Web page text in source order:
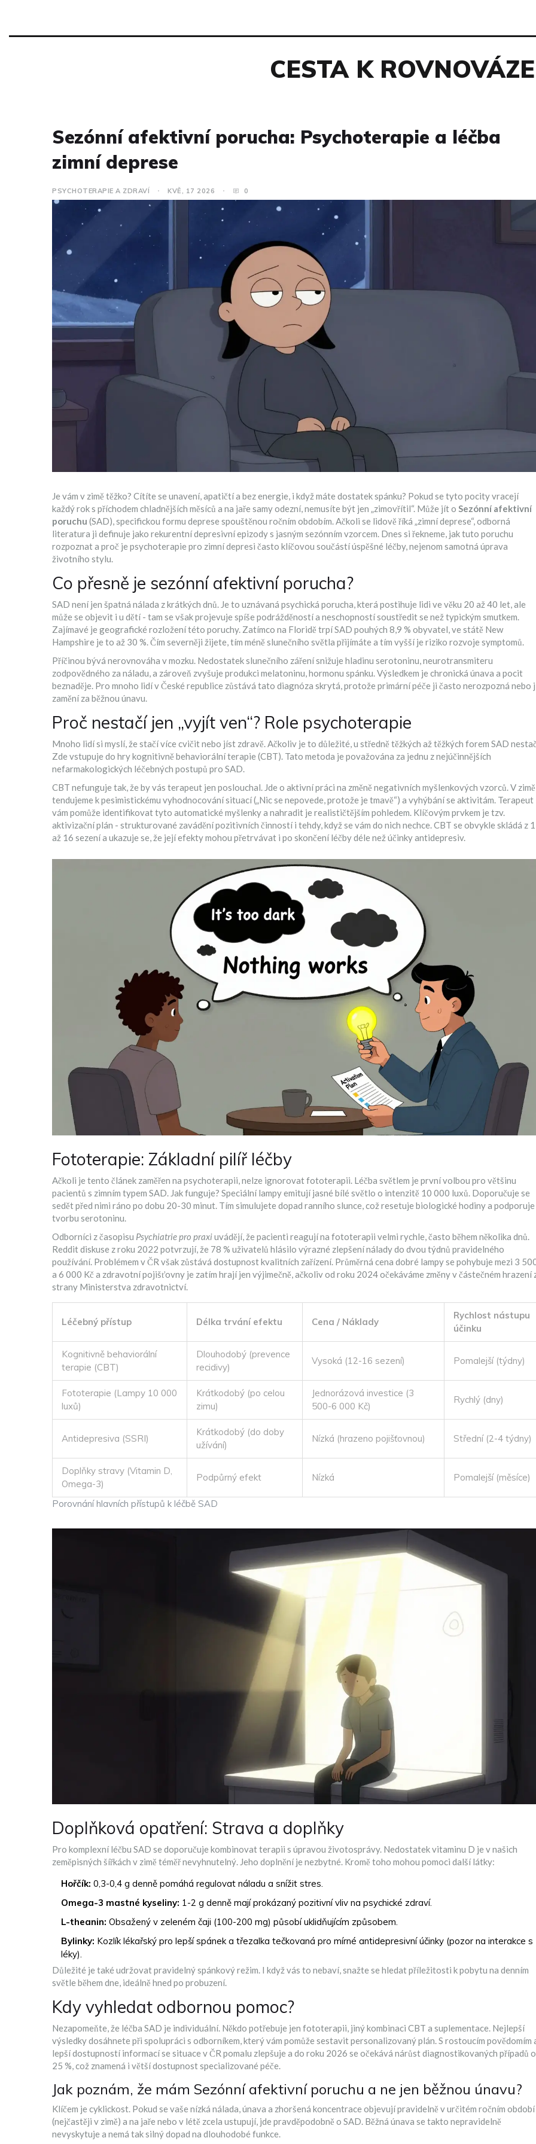
CESTA K ROVNOVÁZE
Sezónní afektivní porucha: Psychoterapie a léčba
zimní deprese
PSYCHOTERAPIE A ZDRAVÍ KVĚ, 17 2026 0
Je vám v zimě těžko? Cítíte se unavení, apatičtí a bez energie, i když máte dostatek spánku? Pokud se tyto pocity vracejí
každý rok s příchodem chladnějších měsíců a na jaře samy odezní, nemusíte být jen „zimovřítil“. Může jít o Sezónní afektivní
poruchu (SAD), specifickou formu deprese spouštěnou ročním obdobím.Ačkoli se lidově říká „zimní deprese“, odborná
literatura ji definuje jako rekurentní depresivní epizody s jasným sezónním vzorcem. Dnes si řekneme, jak tuto poruchu
rozpoznat a proč je psychoterapie pro zimní depresi často klíčovou součástí úspěšné léčby, nejenom samotná úprava
životního stylu.
Co přesně je sezónní afektivní porucha?
SAD není jen špatná nálada z krátkých dnů. Je to uznávaná psychická porucha, která postihuje lidi ve věku 20 až 40 let, ale
může se objevit i u dětí - tam se však projevuje spíše podrážděností a neschopností soustředit se než typickým smutkem.
Zajímavé je geografické rozložení této poruchy. Zatímco na Floridě trpí SAD pouhých 8,9 % obyvatel, ve státě New
Hampshire je to až 30 %. Čím severněji žijete, tím méně slunečního světla přijímáte a tím vyšší je riziko rozvoje symptomů.
Příčinou bývá nerovnováha v mozku. Nedostatek slunečního záření snižuje hladinu serotoninu, neurotransmiteru
zodpovědného za náladu, a zároveň zvyšuje produkci melatoninu, hormonu spánku. Výsledkem je chronická únava a pocit
beznaděje. Pro mnoho lidí v České republice zůstává tato diagnóza skrytá, protože primární péče ji často nerozpozná nebo
zamění za běžnou únavu.
Proč nestačí jen „vyjít ven“? Role psychoterapie
Mnoho lidí si myslí, že stačí více cvičit nebo jíst zdravě. Ačkoliv je to důležité, u středně těžkých až těžkých forem SAD
Zde vstupuje do hrykognitivně behaviorální terapie (CBT). Tato metoda je považována za jednu z nejúčinnějších
nefarmakologických léčebných postupů pro SAD.
CBT nefunguje tak, že by vás terapeut jen poslouchal. Jde o aktivní práci na změně negativních myšlenkových vzorců. V zimě
tendujeme k pesimistickému vyhodnocování situací („Nic se nepovede, protože je tmavě“) a vyhýbání se aktivitám. Terapeut
vám pomůže identifikovat tyto automatické myšlenky a nahradit je realističtějším pohledem. Klíčovým prvkem je tzv.
aktivizační plán - strukturované zavádění pozitivních činností i tehdy, když se vám do nich nechce. CBT se obvykle skládá z
až 16 sezení a ukazuje se, že její efekty mohou přetrvávat i po skončení léčby déle než účinky antidepresiv.
Fototerapie: Základní pilíř léčby
Ačkoli je tento článek zaměřen na psychoterapii, nelze ignorovatfototerapii . Léčba světlem je první volbou pro většinu
pacientů s zimním typem SAD. Jak funguje? Speciální lampy emitují jasné bílé světlo o intenzitě 10 000 luxů. Doporučuje se
sedět před nimi ráno po dobu 20-30 minut. Tím simulujete dopad ranního slunce, což resetuje biologické hodiny a podporuje
tvorbu serotoninu.
Odborníci z časopisu Psychiatrie pro praxiuvádějí, že pacienti reagují na fototerapii velmi rychle, často během několika dnů.
Reddit diskuse z roku 2022 potvrzují, že 78 % uživatelů hlásilo výrazné zlepšení nálady do dvou týdnů pravidelného
používání. Problémem v ČR však zůstává dostupnost kvalitních zařízení. Průměrná cena dobré lampy se pohybuje mezi 3
a 6 000 Kč a zdravotní pojišťovny je zatím hrají jen výjimečně, ačkoliv od roku 2024 očekáváme změny v částečném hrazení
strany Ministerstva zdravotnictví.
Porovnání hlavních přístupů k léčbě SAD
Léčebný přístup Délka trvání efektu Cena / Náklady
Rychlost nástupu
účinku
Kognitivně behaviorální
terapie (CBT)
Dlouhodobý (prevence
recidivy)
Vysoká (12-16 sezení) Pomalejší (týdny)
Fototerapie (Lampy 10 000
luxů)
Krátkodobý (po celou
zimu)
Jednorázová investice (3
500-6 000 Kč)
Rychlý (dny)
Antidepresiva (SSRI)
Krátkodobý (do doby
užívání)
Nízká (hrazeno pojišťovnou) Střední (2-4 týdny)
Doplňky stravy (Vitamin D,
Omega-3)
Podpůrný efekt Nízká Pomalejší (měsíce)
Doplňková opatření: Strava a doplňky
Pro komplexní léčbu SAD se doporučuje kombinovat terapii s úpravou životosprávy. Nedostatek vitaminu D je v našich
zeměpisných šířkách v zimě téměř nevyhnutelný. Jeho doplnění je nezbytné. Kromě toho mohou pomoci další látky:
Hořčík: 0,3-0,4 g denně pomáhá regulovat náladu a snížit stres.
Omega-3 mastné kyseliny: 1-2 g denně mají prokázaný pozitivní vliv na psychické zdraví.
L-theanin: Obsažený v zeleném čaji (100-200 mg) působí uklidňujícím způsobem.
Bylinky: Kozlík lékařský pro lepší spánek a třezalka tečkovaná pro mírné antidepresivní účinky (pozor na interakce s
léky).
Důležité je také udržovat pravidelný spánkový režim. I když vás to nebaví, snažte se hledat příležitosti k pobytu na denním
světle během dne, ideálně hned po probuzení.
Kdy vyhledat odbornou pomoc?
Nezapomeňte, že léčba SAD je individuální. Někdo potřebuje jen fototerapii, jiný kombinaci CBT a suplementace. Nejlepší
výsledky dosáhnete při spolupráci s odborníkem, který vám pomůže sestavit personalizovaný plán. S rostoucím povědomím
lepší dostupností informací se situace v ČR pomalu zlepšuje a do roku 2026 se očekává nárůst diagnostikovaných případů o
25 %, což znamená i větší dostupnost specializované péče.
Jak poznám, že mám Sezónní afektivní poruchu a ne jen běžnou únavu?
Klíčem je cyklickost. Pokud se vaše nízká nálada, únava a zhoršená koncentrace objevují pravidelně v určitém ročním období
(nejčastěji v zimě) a na jaře nebo v létě zcela ustupují, jde pravděpodobně o SAD. Běžná únava se takto nepravidelně
nevyskytuje a nemá tak silný dopad na dlouhodobé funkce.